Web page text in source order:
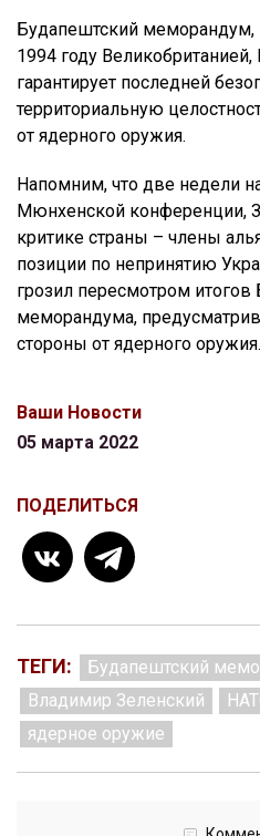
Будапештский меморандум,
1994 году
гарантирует последней
территориальную
от ядерного оружия.
Напомним, что две недели
Мюнхенской конференции,
критике страны – члены
позиции по непринятию
грозил пересмотром итогов
меморандума,
стороны от ядерного оружия.
Ваши Новости
05 марта 2022
ПОДЕЛИТЬСЯ
ТЕГИ:
Будапештский
Владимир Зеленский
ядерное оружие